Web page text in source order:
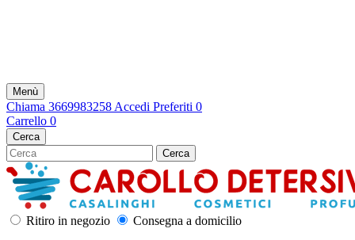
Le spese di consegna solo su
Menù
Chiama 3669983258 Accedi Preferiti 0
Carrello 0
Cerca
Cerca
Ritiro in negozio
Consegna a domicilio